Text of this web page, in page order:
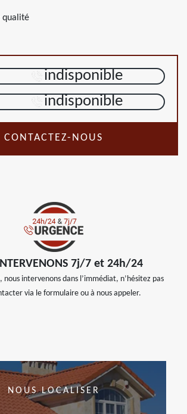
qualité
indisponible
indisponible
CONTACTEZ-NOUS
7j/7 et 24h/24
nous intervenons dans l’immédiat, n’hésitez pas
via le formulaire ou à nous appeler.
NOUS LOCALISER